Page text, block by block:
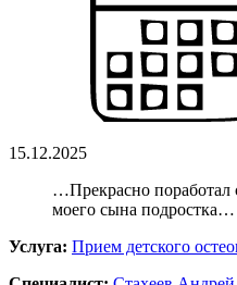
15.12.2025
…Прекрасно поработал
моего сына подростка…
Услуга: Прием детского